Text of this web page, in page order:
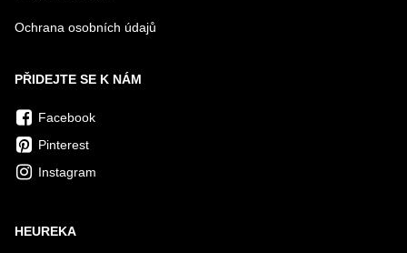
Ochrana osobních údajů
PŘIDEJTE SE K NÁM
Facebook
Pinterest
Instagram
HEUREKA